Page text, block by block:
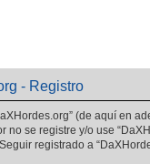
- Registro
(de aquí en
no se registre y/o use
registrado a